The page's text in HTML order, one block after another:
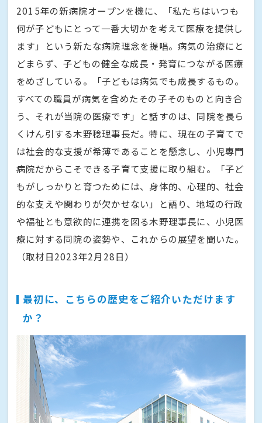
2015年の新病院オープンを機に、「私たちはいつも
何が子どもにとって一番大切かを考えて医療を提供し
ます」という新たな病院理念を提唱。病気の治療にと
どまらず、子どもの健全な成長・発育につながる医療
をめざしている。「子どもは病気でも成長するもの。
すべての職員が病気を含めたその子そのものと向き合
う、それが当院の医療です」と話すのは、同院を長ら
くけん引する木野稔理事長だ。特に、現在の子育てで
は社会的な支援が希薄であることを懸念し、小児専門
病院だからこそできる子育て支援に取り組む。「子ど
もがしっかりと育つためには、身体的、心理的、社会
的な支えや関わりが欠かせない」と語り、地域の行政
や福祉とも意欲的に連携を図る木野理事長に、小児医
療に対する同院の姿勢や、これからの展望を聞いた。
（取材日2023年2月28日）
最初に、こちらの歴史をご紹介いただけます
か？